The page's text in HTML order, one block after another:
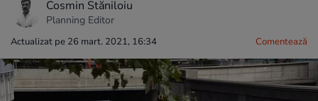
Cosmin Stăniloiu
Planning Editor
Actualizat pe 26 mart. 2021, 16:34 Comentează